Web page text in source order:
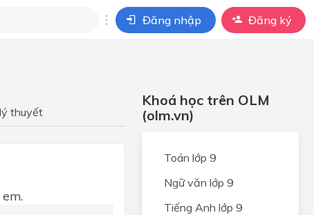
Đăng nhập Đăng ký
thuyết
Khoá học trên OLM
(olm.vn)
Toán lớp 9
Ngữ văn lớp 9
Tiếng Anh lớp 9